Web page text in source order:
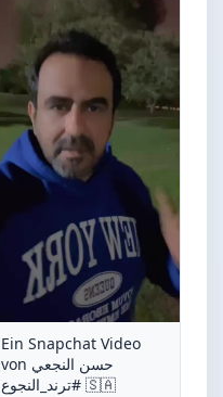
Ein Snapchat Video
von حسن النجعي
#ترند_النجوع 🇸🇦